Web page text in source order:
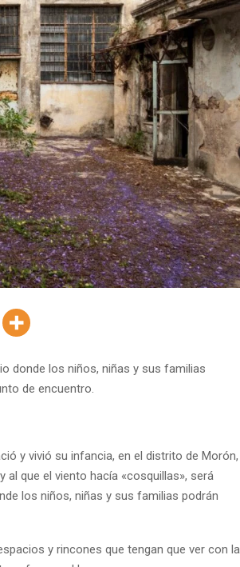
donde los niños, niñas y sus familias
de encuentro.
y vivió su infancia, en el distrito de Morón,
al que el viento hacía «cosquillas», será
los niños, niñas y sus familias podrán
y rincones que tengan que ver con la